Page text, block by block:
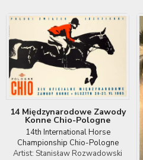
14 Międzynarodowe Zawody
Konne Chio-Pologne
14th International Horse
Championship Chio-Pologne
Artist: Stanisław Rozwadowski